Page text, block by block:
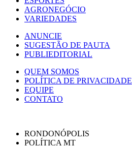
AGRONEGÓCIO
VARIEDADES
ANUNCIE
SUGESTÃO DE PAUTA
PUBLIEDITORIAL
QUEM SOMOS
POLÍTICA DE PRIVACIDADE
EQUIPE
CONTATO
RONDONÓPOLIS
POLÍTICA MT